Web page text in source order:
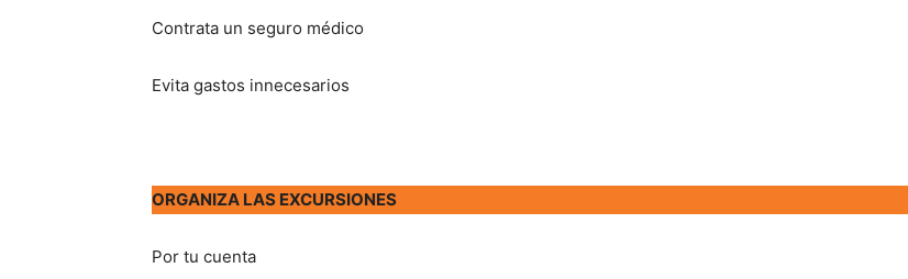
Contrata un seguro médico
Evita gastos innecesarios
ORGANIZA LAS EXCURSIONES
Por tu cuenta